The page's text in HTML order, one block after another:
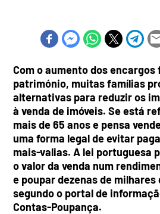
Com o aumento dos
património, muitas famílias
alternativas para reduzir os
à venda de imóveis. Se está
mais de 65 anos e pensa
uma forma legal de evitar
mais-valias. A lei portuguesa
o valor da venda num
e poupar dezenas de milhares
segundo o portal de
Contas-Poupança.